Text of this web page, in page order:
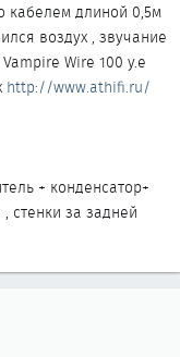
кабелем длиной 0,5м
воздух , звучание
Wire 100 у.е
http://www.athifi.ru/
+ конденсатор+
стенки за задней